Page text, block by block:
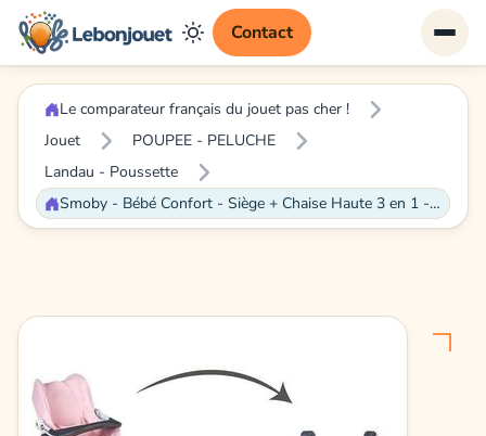
Contact
Le comparateur français du jouet pas cher !
Jouet
POUPEE - PELUCHE
Landau - Poussette
Smoby - Bébé Confort - Siège + Chaise Haute 3 en 1 - Pour Poupons et Poupées - Fonction Balancelle